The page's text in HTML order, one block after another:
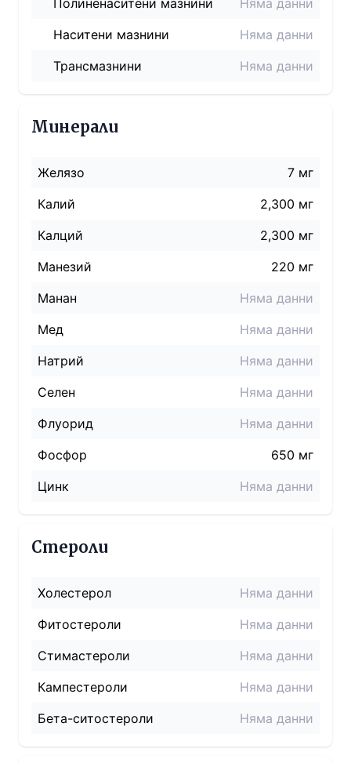
Полиненаситени мазнини
Няма данни
Наситени мазнини
Няма данни
Трансмазнини
Няма данни
Минерали
Желязо
7 мг
Калий
2,300 мг
Калций
2,300 мг
Манезий
220 мг
Манан
Няма данни
Мед
Няма данни
Натрий
Няма данни
Селен
Няма данни
Флуорид
Няма данни
Фосфор
650 мг
Цинк
Няма данни
Стероли
Холестерол
Няма данни
Фитостероли
Няма данни
Стимастероли
Няма данни
Кампестероли
Няма данни
Бета-ситостероли
Няма данни